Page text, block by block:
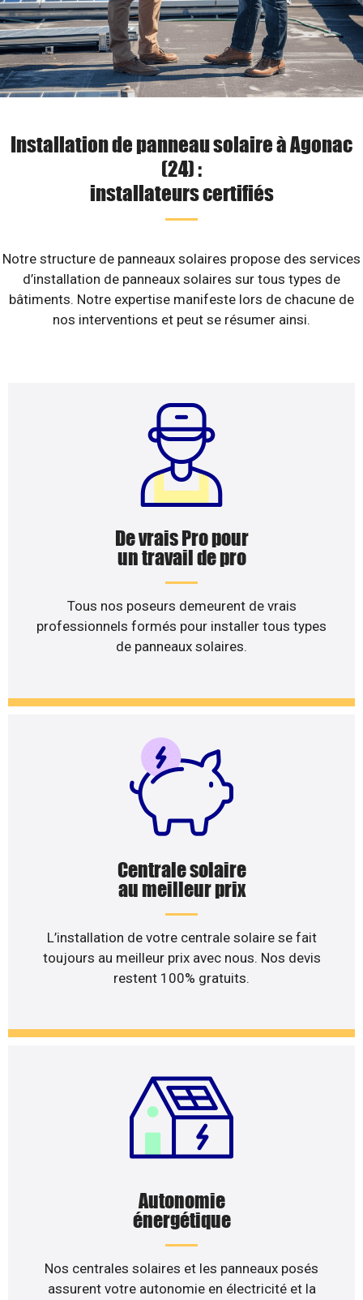
Installation de panneau solaire à Agonac
(24) :
installateurs certifiés
Notre structure de panneaux solaires propose des services
d’installation de panneaux solaires sur tous types de
bâtiments. Notre expertise manifeste lors de chacune de
nos interventions et peut se résumer ainsi.
De vrais Pro pour
un travail de pro
Tous nos poseurs demeurent de vrais
professionnels formés pour installer tous types
de panneaux solaires.
Centrale solaire
au meilleur prix
L’installation de votre centrale solaire se fait
toujours au meilleur prix avec nous. Nos devis
restent 100% gratuits.
Autonomie
énergétique
Nos centrales solaires et les panneaux posés
assurent votre autonomie en électricité et la